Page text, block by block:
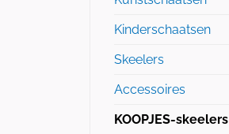
Kinderschaatsen
Skeelers
Accessoires
KOOPJES-skeelers